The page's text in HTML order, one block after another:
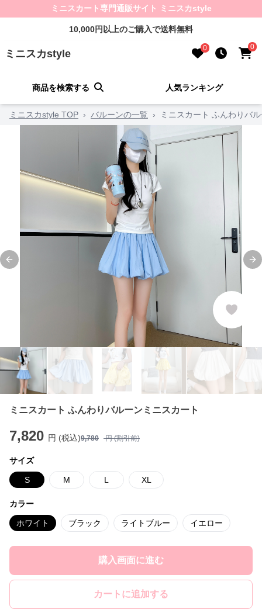
ミニスカート専門通販サイト ミニスカstyle
10,000円以上のご購入で送料無料
ミニスカstyle 0 0
商品を検索する 人気ランキング
ミニスカstyle TOP › バルーンの一覧 › ミニスカート ふんわりバ
Previous slide
ミニスカート ふんわりバルーンミニスカート
7,820 円 (税込)9,780 円 (割引前)
サイズ
S M L XL
カラー
ホワイト ブラック ライトブルー イエロー
購入画面に進む
カートに追加する